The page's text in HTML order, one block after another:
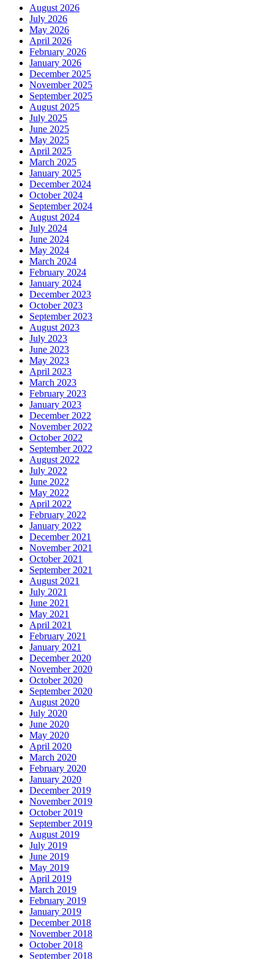
August 2026
July 2026
May 2026
April 2026
February 2026
January 2026
December 2025
November 2025
September 2025
August 2025
July 2025
June 2025
May 2025
April 2025
March 2025
January 2025
December 2024
October 2024
September 2024
August 2024
July 2024
June 2024
May 2024
March 2024
February 2024
January 2024
December 2023
October 2023
September 2023
August 2023
July 2023
June 2023
May 2023
April 2023
March 2023
February 2023
January 2023
December 2022
November 2022
October 2022
September 2022
August 2022
July 2022
June 2022
May 2022
April 2022
February 2022
January 2022
December 2021
November 2021
October 2021
September 2021
August 2021
July 2021
June 2021
May 2021
April 2021
February 2021
January 2021
December 2020
November 2020
October 2020
September 2020
August 2020
July 2020
June 2020
May 2020
April 2020
March 2020
February 2020
January 2020
December 2019
November 2019
October 2019
September 2019
August 2019
July 2019
June 2019
May 2019
April 2019
March 2019
February 2019
January 2019
December 2018
November 2018
October 2018
September 2018